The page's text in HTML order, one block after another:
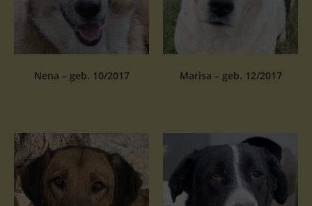
Nena – geb. 10/2017 Marisa – geb. 12/2017